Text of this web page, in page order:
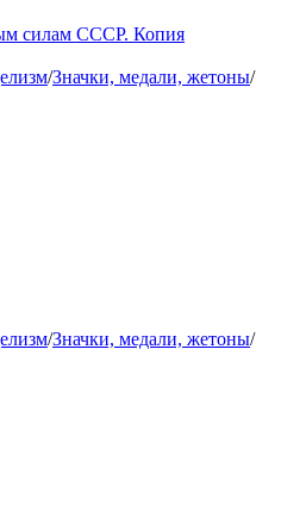
силам СССР. Копия
/Значки, медали, жетоны/
/Значки, медали, жетоны/